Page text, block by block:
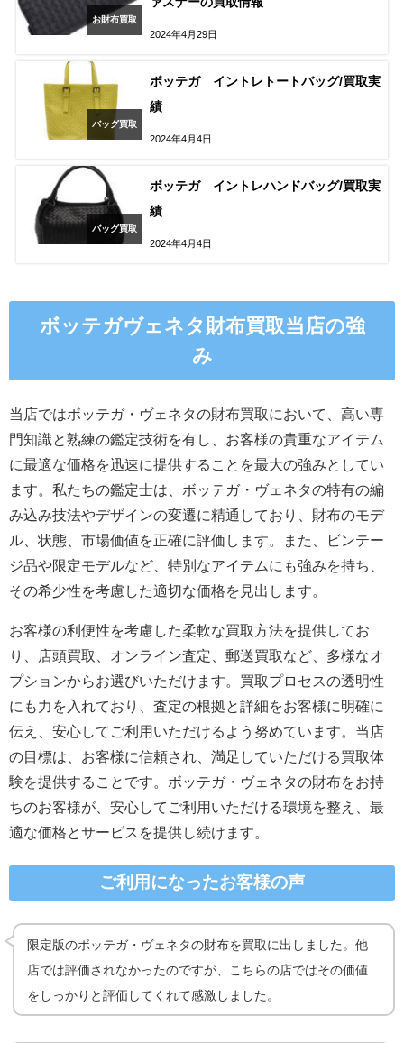
お財布買取
2024年4月29日
バッグ買取
ボッテガ イントレトートバッグ/買取実
績
2024年4月4日
バッグ買取
ボッテガ イントレハンドバッグ/買取実
績
2024年4月4日
ボッテガヴェネタ財布買取当店の強
み
当店ではボッテガ・ヴェネタの財布買取において、高い専
門知識と熟練の鑑定技術を有し、お客様の貴重なアイテム
に最適な価格を迅速に提供することを最大の強みとしてい
ます。私たちの鑑定士は、ボッテガ・ヴェネタの特有の編
み込み技法やデザインの変遷に精通しており、財布のモデ
ル、状態、市場価値を正確に評価します。また、ビンテー
ジ品や限定モデルなど、特別なアイテムにも強みを持ち、
その希少性を考慮した適切な価格を見出します。
お客様の利便性を考慮した柔軟な買取方法を提供してお
り、店頭買取、オンライン査定、郵送買取など、多様なオ
プションからお選びいただけます。買取プロセスの透明性
にも力を入れており、査定の根拠と詳細をお客様に明確に
伝え、安心してご利用いただけるよう努めています。当店
の目標は、お客様に信頼され、満足していただける買取体
験を提供することです。ボッテガ・ヴェネタの財布をお持
ちのお客様が、安心してご利用いただける環境を整え、最
適な価格とサービスを提供し続けます。
ご利用になったお客様の声
限定版のボッテガ・ヴェネタの財布を買取に出しました。他
店では評価されなかったのですが、こちらの店ではその価値
をしっかりと評価してくれて感激しました。